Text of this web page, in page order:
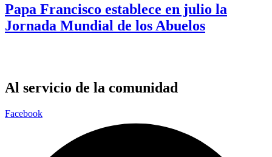
Papa Francisco establece en julio la
Jornada Mundial de los Abuelos
Al servicio de la comunidad
Facebook